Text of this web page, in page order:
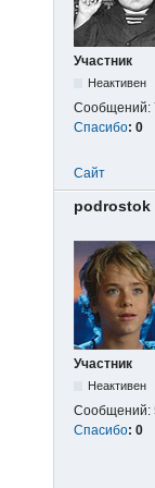
Участник
Неактивен
Сообщений:
Спасибо: 0
Сайт
podrostok
Участник
Неактивен
Сообщений:
Спасибо: 0